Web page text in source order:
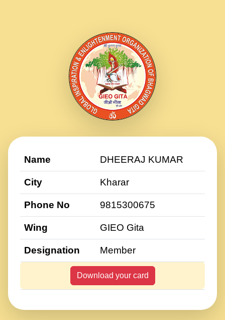
Name DHEERAJ KUMAR
City Kharar
Phone No 9815300675
Wing GIEO Gita
Designation Member
Download your card